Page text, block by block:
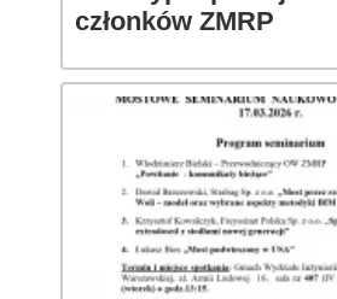
członków ZMRP